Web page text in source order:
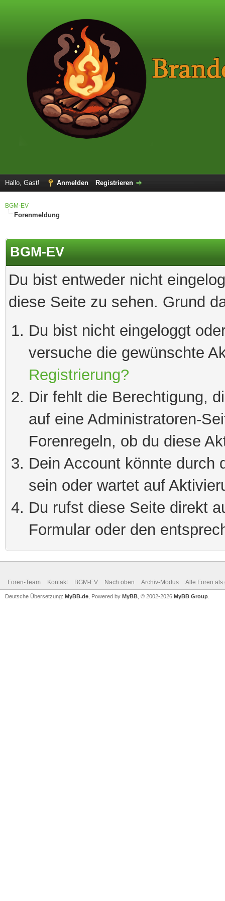
Hallo, Gast! Anmelden Registrieren
BGM-EV
Forenmeldung
BGM-EV
Du bist entweder nicht
diese Seite zu sehen. Grund
Du bist nicht eingeloggt
versuche die gewünschte
Registrierung?
Dir fehlt die Berechtigung,
auf eine Administratoren-
Forenregeln, ob du diese
Dein Account könnte durch
sein oder wartet auf
Du rufst diese Seite direkt
Formular oder den
Foren-Team Kontakt BGM-EV Nach oben Archiv-Modus Alle Foren als
Deutsche Übersetzung: MyBB.de , Powered by MyBB , © 2002-2026 MyBB Group